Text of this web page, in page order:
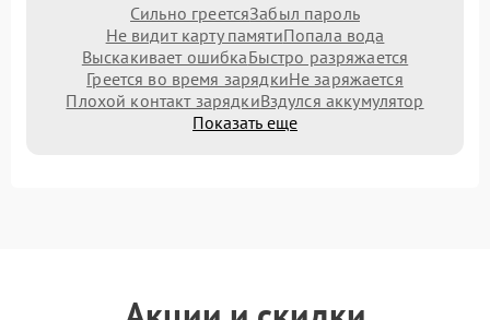
Сильно греетсяЗабыл пароль
Не видит карту памятиПопала вода
Выскакивает ошибкаБыстро разряжается
Греется во время зарядкиНе заряжается
Плохой контакт зарядкиВздулся аккумулятор
Показать еще